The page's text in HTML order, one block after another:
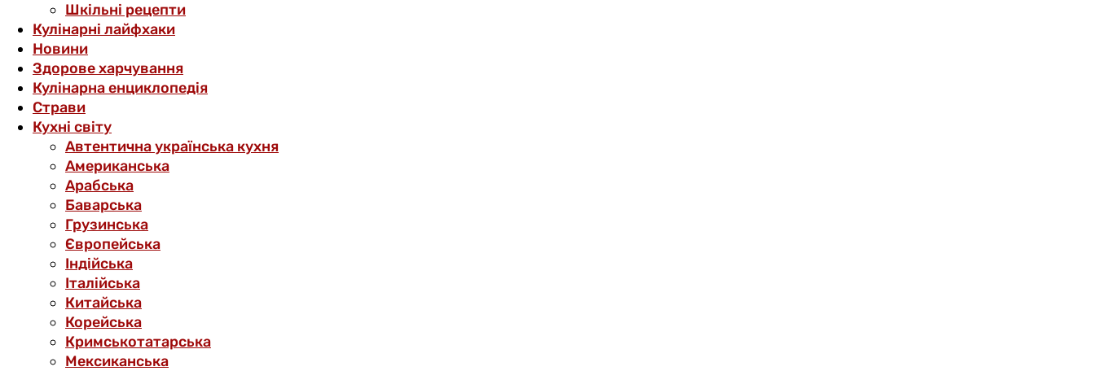
Шкільні рецепти
Кулінарні лайфхаки
Новини
Здорове харчування
Кулінарна енциклопедія
Страви
Кухні світу
Автентична українська кухня
Американська
Арабська
Баварська
Грузинська
Європейська
Індійська
Італійська
Китайська
Корейська
Кримськотатарська
Мексиканська